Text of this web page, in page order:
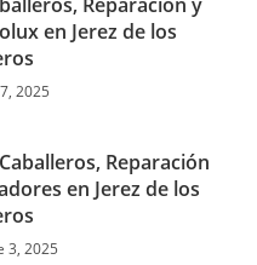
en Jerez de los
2025
Reparación
en Jerez de los
3, 2025